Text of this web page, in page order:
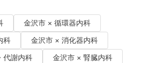
金沢市 × 循環器内科
科
金沢市 × 消化器内科
代謝内科
金沢市 × 腎臓内科